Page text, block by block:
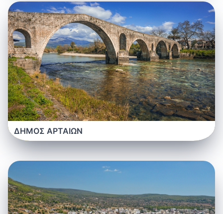
ΔΗΜΟΣ ΑΡΤΑΙΩΝ